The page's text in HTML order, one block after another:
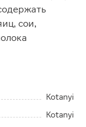
сои,
Kotanyi
Kotanyi